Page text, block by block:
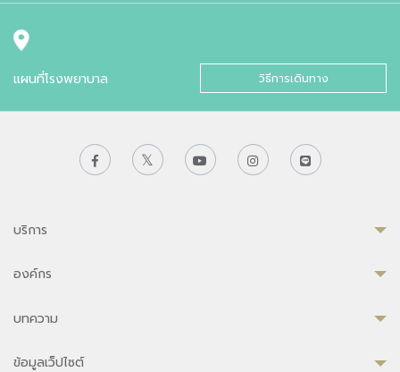
แผนที่โรงพยาบาล วิธีการเดินทาง
บริการ
องค์กร
บทความ
ข้อมูลเว็ปไซต์